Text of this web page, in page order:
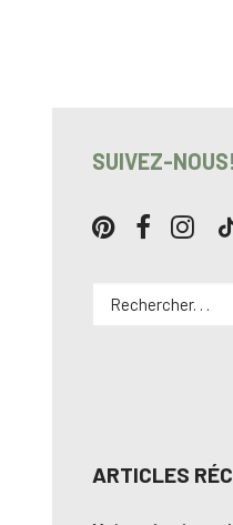
SUIVEZ-NOUS!
ARTICLES